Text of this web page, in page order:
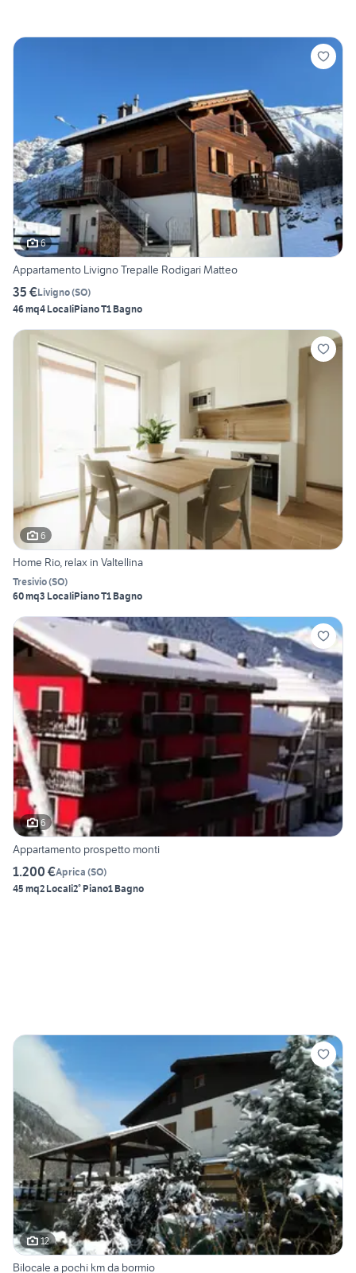
6
Appartamento Livigno Trepalle Rodigari Matteo
35 €Livigno(SO)
46 mq4 LocaliPiano T1 Bagno
6
Home Rio, relax in Valtellina
Tresivio(SO)
60 mq3 LocaliPiano T1 Bagno
6
Appartamento prospetto monti
1.200 €Aprica (SO)
45 mq2 Locali2° Piano1 Bagno
12
Bilocale a pochi km da bormio